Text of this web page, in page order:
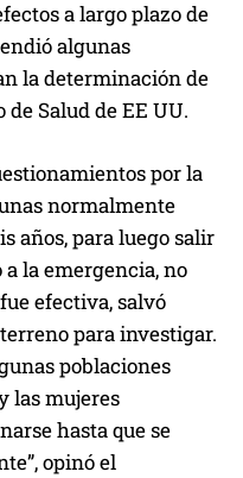
a largo plazo de
algunas
la determinación de
Salud de EE UU.
por la
normalmente
años, para luego salir
a la emergencia, no
efectiva, salvó
para investigar.
poblaciones
las mujeres
hasta que se
opinó el